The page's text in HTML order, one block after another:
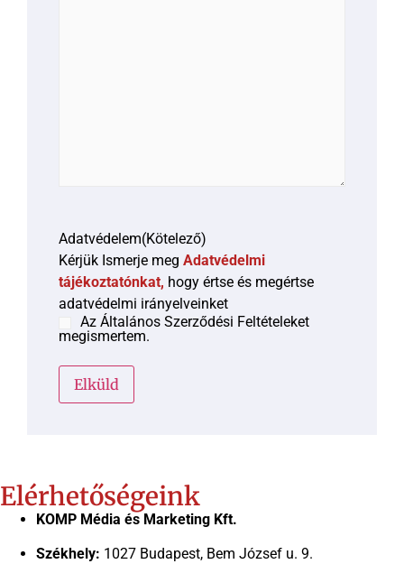
Adatvédelem(Kötelező)
Kérjük Ismerje meg Adatvédelmi
tájékoztatónkat, hogy értse és megértse
adatvédelmi irányelveinket
Az Általános Szerződési Feltételeket
megismertem.
Elérhetőségeink
KOMP Média és Marketing Kft.
Székhely: 1027 Budapest, Bem József u. 9.